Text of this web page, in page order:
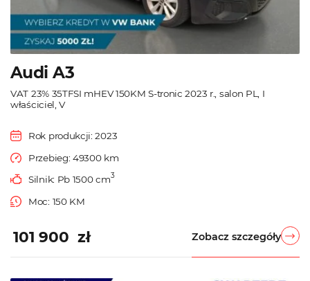
Audi A3
VAT 23% 35TFSI mHEV 150KM S-tronic 2023 r., salon PL, I
właściciel, V
Rok produkcji: 2023
Przebieg: 49300 km
Silnik: Pb 1500 cm3
Moc: 150 KM
101 900 zł Zobacz szczegóły